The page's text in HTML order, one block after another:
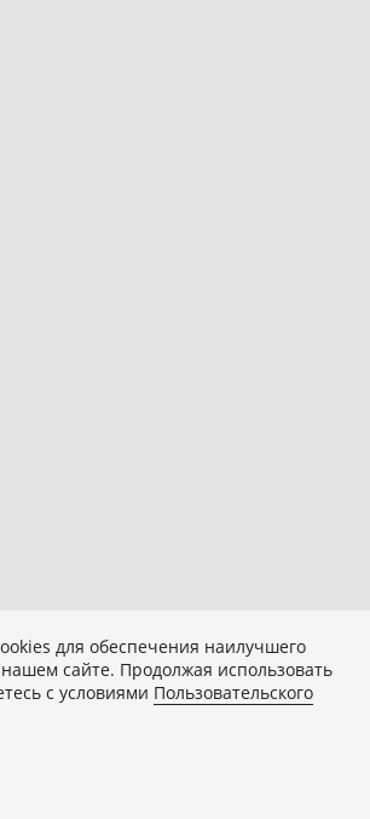
для обеспечения наилучшего
сайте. Продолжая использовать
с условиями Пользовательского